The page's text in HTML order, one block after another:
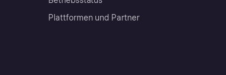
Plattformen und Partner